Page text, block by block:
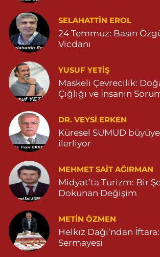
0 (482) 541 31 56
Dursun Eczanesi
BAHÇEBAŞI MAHALLE SELAHATTİN EYYUBİ
0 (482) 381 28 01 Yol Tarifi Al
Abak Eczanesi
KALE MAHALLE AMED CADDE NO:204 Z1
0 (482) 251 42 79 Yol Tarifi Al
SELAHATTIN EROL
24 Temmuz: Basın
Vicdanı
YUSUF YETİŞ
Maskeli Çevrecilik:
Çığlığı ve İnsanın
DR. VEYSI ERKEN
Küresel SUMUD
ilerliyor
MEHMET SAIT AĞIRMAN
Midyat’ta Turizm: Bir
Dokunan Değişim
METIN ÖZMEN
Helkız Dağı’ndan
Sermayesi